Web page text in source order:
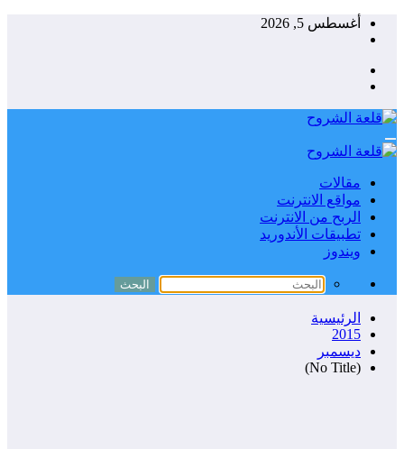
التجاوزأغسطس 5, 2026
مقالات
مواقع الانترنت
الربح من الانترنت
تطبيقات الأندوريد
ويندوز
الرئيسية
2015
ديسمبر
(No Title)